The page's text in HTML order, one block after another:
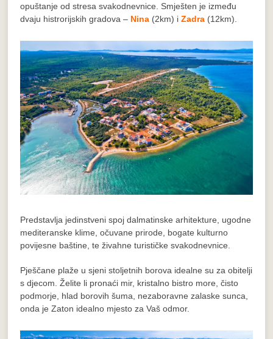
opuštanje od stresa svakodnevnice. Smješten je između
dvaju histrorijskih gradova – Nina (2km) iZadra (12km).
Predstavlja jedinstveni spoj dalmatinske arhitekture, ugodne
mediteranske klime, očuvane prirode, bogate kulturno
povijesne baštine, te živahne turističke svakodnevnice.
Pješčane plaže u sjeni stoljetnih borova idealne su za obitelji
s djecom. Želite li pronaći mir, kristalno bistro more, čisto
podmorje, hlad borovih šuma, nezaboravne zalaske sunca,
onda je Zaton idealno mjesto za Vaš odmor.